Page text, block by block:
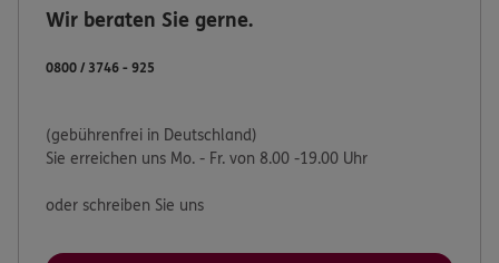
Wir beraten Sie gerne.
0800 / 3746 - 925
(gebührenfrei in Deutschland)
Sie erreichen uns Mo. - Fr. von 8.00 -19.00 Uhr
oder schreiben Sie uns